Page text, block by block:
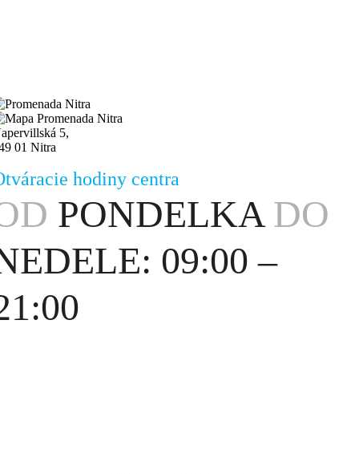
5,
01 Nitra
hodiny centra
PONDELKA DO
09:00 –